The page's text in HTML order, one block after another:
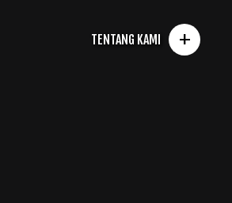
TENTANG KAMI +